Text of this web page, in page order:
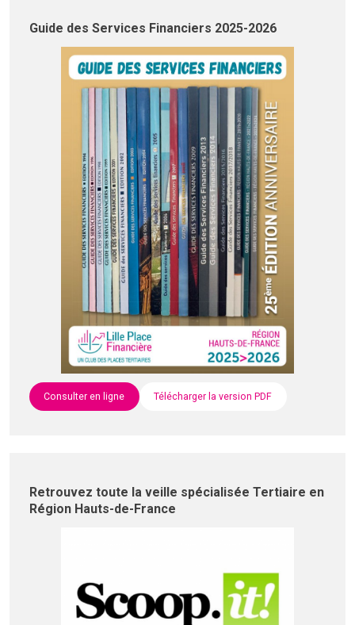
Guide des Services Financiers 2025-2026
Consulter en ligne Télécharger la version PDF
Retrouvez toute la veille spécialisée Tertiaire en
Région Hauts-de-France